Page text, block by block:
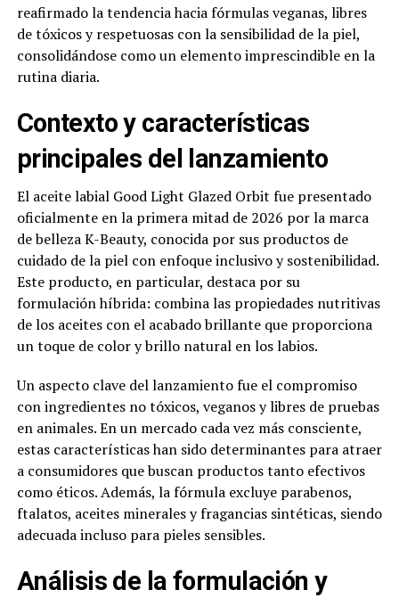
reafirmado la tendencia hacia fórmulas veganas, libres
de tóxicos y respetuosas con la sensibilidad de la piel,
consolidándose como un elemento imprescindible en la
rutina diaria.
Contexto y características
principales del lanzamiento
El aceite labial Good Light Glazed Orbit fue presentado
oficialmente en la primera mitad de 2026 por la marca
de belleza K-Beauty, conocida por sus productos de
cuidado de la piel con enfoque inclusivo y sostenibilidad.
Este producto, en particular, destaca por su
formulación híbrida: combina las propiedades nutritivas
de los aceites con el acabado brillante que proporciona
un toque de color y brillo natural en los labios.
Un aspecto clave del lanzamiento fue el compromiso
con ingredientes no tóxicos, veganos y libres de pruebas
en animales. En un mercado cada vez más consciente,
estas características han sido determinantes para atraer
a consumidores que buscan productos tanto efectivos
como éticos. Además, la fórmula excluye parabenos,
ftalatos, aceites minerales y fragancias sintéticas, siendo
adecuada incluso para pieles sensibles.
Análisis de la formulación y